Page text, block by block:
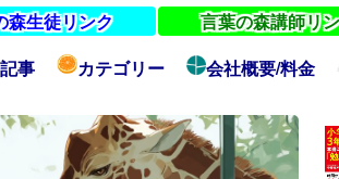
森生徒リンク 言葉の森講師リ
事 カテゴリー 会社概要/料金